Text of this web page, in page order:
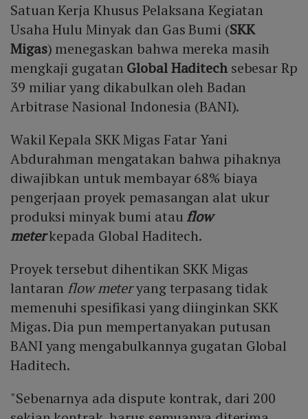
Satuan Kerja Khusus Pelaksana Kegiatan
Usaha Hulu Minyak dan Gas Bumi (SKK
Migas) menegaskan bahwa mereka masih
mengkaji gugatan Global Haditechsebesar Rp
39 miliar yang dikabulkan oleh Badan
Arbitrase Nasional Indonesia (BANI).
Wakil Kepala SKK Migas Fatar Yani
Abdurahman mengatakan bahwa pihaknya
diwajibkan untuk membayar 68% biaya
pengerjaan proyek pemasangan alat ukur
produksi minyak bumi atau flow
meterkepada Global Haditech.
Proyek tersebut dihentikan SKK Migas
lantaran flow meteryang terpasang tidak
memenuhi spesifikasi yang diinginkan SKK
Migas. Dia pun mempertanyakan putusan
BANI yang mengabulkannya gugatan Global
Haditech.
"Sebenarnya ada dispute kontrak, dari 200